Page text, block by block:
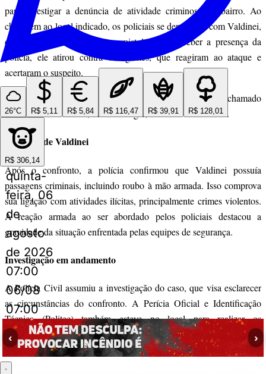
26°C R$ 5,11 R$ 5,84 R$ 116,47 R$ 39,91 R$ 128,01
R$ 306,14
quinta-
feira, 06
de
agosto
de 2026
07:00
06/08
07:00
‹ ›
para investigar a denúncia de atividade criminosa no bairro. Ao
chegarem ao local indicado, os policiais se depararam com Valdinei,
que estava armado com uma pistola. Ao perceber a presença da
polícia, ele atirou contra os agentes, que reagiram ao ataque e
acertaram o suspeito.
O Serviço de Atendimento Móvel de Urgência (Samu) foi chamado
para socorrer Valdinei, mas ao chegar, confirmou sua morte.
Histórico de Valdinei
Após o confronto, a polícia confirmou que Valdinei possuía
passagens criminais, incluindo roubo à mão armada. Isso comprova
sua ligação com atividades ilícitas, principalmente crimes violentos.
A reação armada ao ser abordado pelos policiais destacou a
gravidade da situação enfrentada pelas equipes de segurança.
Investigação em andamento
A Polícia Civil assumiu a investigação do caso, que visa esclarecer
as circunstâncias do confronto. A Perícia Oficial e Identificação
Técnica (Politec) também esteve no local para realizar os
procedimentos necessários. A polícia apura os detalhes da ação e
checa se os protocolos seguem corretamente durante a operação.